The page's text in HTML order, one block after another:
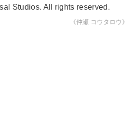
Studios. All rights reserved.
《仲瀬 コウタロウ》